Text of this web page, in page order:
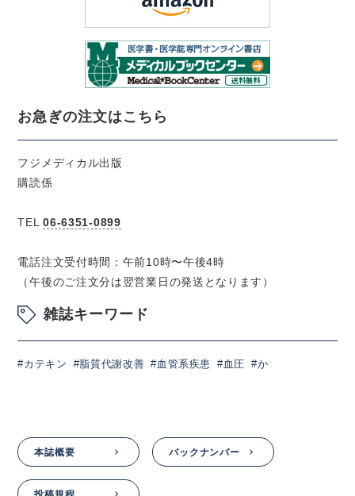
お急ぎの注文はこちら
フジメディカル出版
購読係
TEL06-6351-0899
電話注文受付時間：午前10時〜午後4時
（午後のご注文分は翌営業日の発送となります）
雑誌キーワード
#カテキン #脂質代謝改善 #血管系疾患 #血圧 #か
本誌概要 バックナンバー